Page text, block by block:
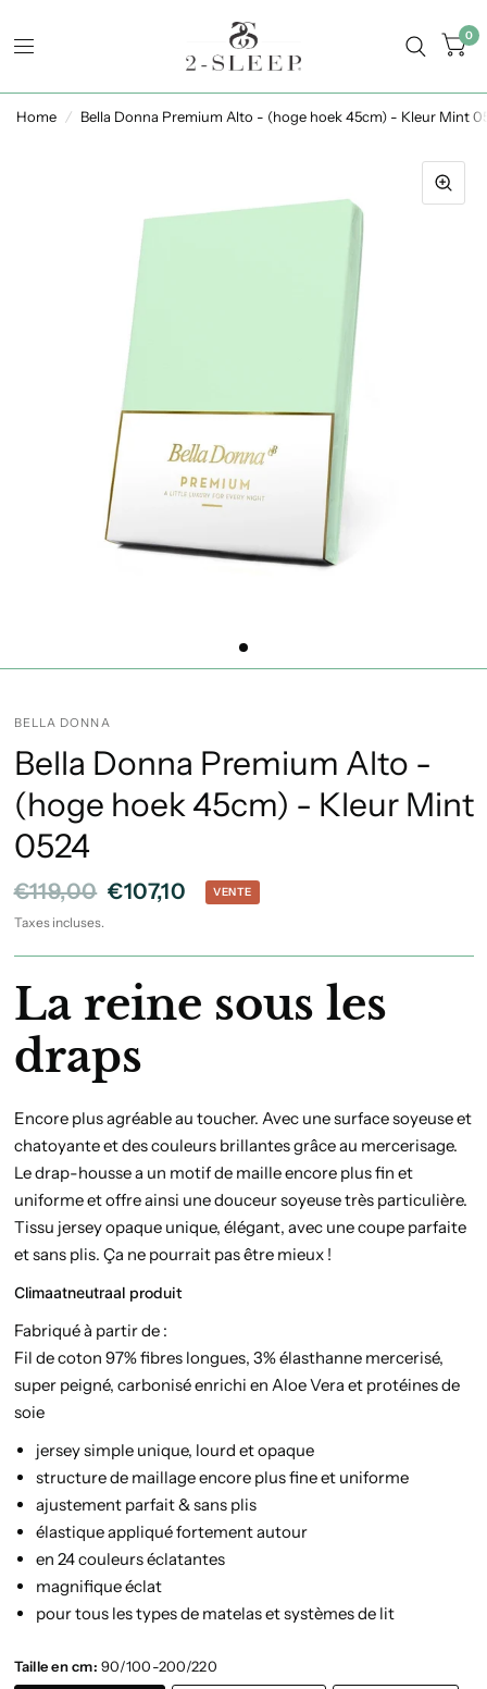
0
Home / Bella Donna Premium Alto - (hoge hoek 45cm) - Kleur Mint
BELLA DONNA
Bella Donna Premium Alto -
(hoge hoek 45cm) - Kleur Mint
0524
€119,00 €107,10 VENTE
Taxes incluses.
La reine sous les
draps
Encore plus agréable au toucher. Avec une surface soyeuse et
chatoyante et des couleurs brillantes grâce au mercerisage.
Le drap-housse a un motif de maille encore plus fin et
uniforme et offre ainsi une douceur soyeuse très particulière.
Tissu jersey opaque unique, élégant, avec une coupe parfaite
et sans plis. Ça ne pourrait pas être mieux !
Climaatneutraal produit
Fabriqué à partir de :
Fil de coton 97% fibres longues, 3% élasthanne mercerisé,
super peigné, carbonisé enrichi en Aloe Vera et protéines de
soie
jersey simple unique, lourd et opaque
structure de maillage encore plus fine et uniforme
ajustement parfait & sans plis
élastique appliqué fortement autour
en 24 couleurs éclatantes
magnifique éclat
pour tous les types de matelas et systèmes de lit
Taille en cm:90/100-200/220